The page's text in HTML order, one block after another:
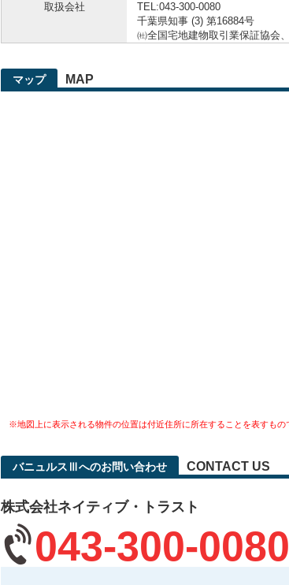
取扱会社
TEL:043-300-0080
千葉県知事 (3) 第16884号
㈳全国宅地建物取引業保証協会
マップ MAP
※地図上に表示される物件の位置は付近住所に所在することを表すもの
バニュルスⅢへのお問い合わせ CONTACT US
株式会社ネイティブ・トラスト
043-300-0080